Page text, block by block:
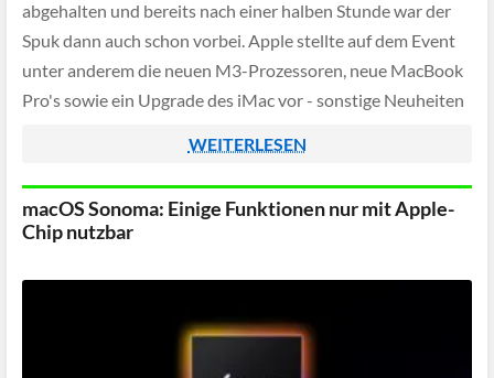
abgehalten und bereits nach einer halben Stunde war der
Spuk dann auch schon vorbei. Apple stellte auf dem Event
unter anderem die neuen M3-Prozessoren, neue MacBook
Pro's sowie ein Upgrade des iMac vor - sonstige Neuheiten
WEITERLESEN
macOS Sonoma: Einige Funktionen nur mit Apple-
Chip nutzbar